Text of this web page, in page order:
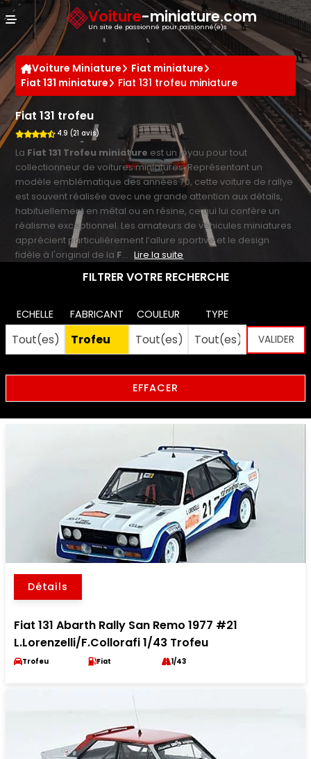
Voiture-miniature.com
Un site de passionné pour passionné(e)s
Voiture Miniature
Fiat miniature
Fiat 131 miniature
Fiat 131 trofeu miniature
Fiat 131 trofeu
4.9 (21 avis)
La Fiat 131 Trofeu miniature est un joyau pour tout
collectionneur de voitures miniatures. Représentant un
modèle emblématique des années 70, cette voiture de rallye
est souvent réalisée avec une grande attention aux détails,
habituellement en métal ou en résine, ce qui lui confère un
réalisme exceptionnel. Les amateurs de véhicules miniatures
apprécient particulièrement l’allure sportive et le design
fidèle à l'original de la F... Lire la suite
FILTRER VOTRE RECHERCHE
ECHELLE FABRICANT COULEUR TYPE
EFFACER
Détails
Fiat 131 Abarth Rally San Remo 1977 #21
L.Lorenzelli/F.Collorafi 1/43 Trofeu
Trofeu Fiat 1/43
Panneau de gestion des cookies